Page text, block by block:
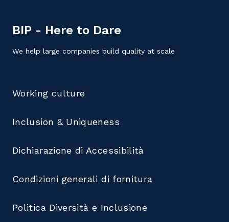
BIP - Here to Dare
We help large companies build quality at scale
Working culture
Inclusion & Uniqueness
Dichiarazione di Accessibilità
Condizioni generali di fornitura
Politica Diversità e Inclusione